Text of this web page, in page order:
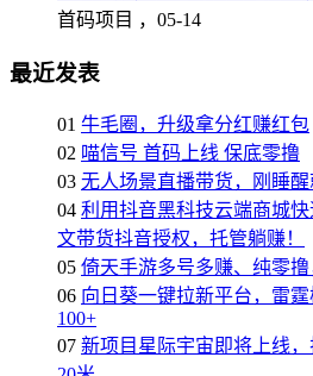
首码项目 ， 05-14
最近发表
01 牛毛圈，升级拿分红赚红包
02 喵信号 首码上线 保底零撸
03 无人场景直播带货，刚睡醒
04 利用抖音黑科技云端商城
文带货抖音授权，托管躺赚！
05 倚天手游多号多赚、纯零撸
06 向日葵一键拉新平台，雷
100+
07 新项目星际宇宙即将上线